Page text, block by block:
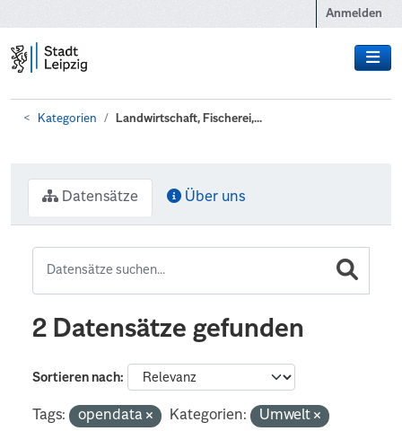
Anmelden
Kategorien Landwirtschaft, Fischerei,...
Datensätze Über uns
2 Datensätze gefunden
Sortieren nach
Tags: opendata Kategorien:
Umwelt